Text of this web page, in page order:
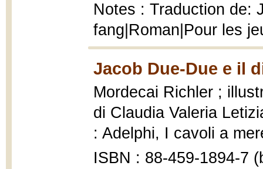
Notes : Traduction de:
fang|Roman|Pour les
Jacob Due-Due e il
Mordecai Richler ;
di Claudia Valeria
: Adelphi, I cavoli a
ISBN : 88-459-1894-7